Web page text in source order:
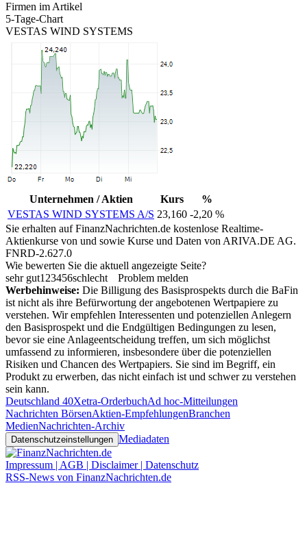
Firmen im Artikel
5-Tage-Chart
VESTAS WIND SYSTEMS
Unternehmen / Aktien Kurs
%
VESTAS WIND SYSTEMS A/S 23,160 -2,20 %
Sie erhalten auf FinanzNachrichten.de kostenlose Realtime-
Aktienkurse von und sowie Kurse und Daten von ARIVA.DE AG.
FNRD-2.627.0
Wie bewerten Sie die aktuell angezeigte Seite?
sehr gut1 23456schlecht
Problem melden
Werbehinweise: Die Billigung des Basisprospekts durch die BaFin
ist nicht als ihre Befürwortung der angebotenen Wertpapiere zu
verstehen. Wir empfehlen Interessenten und potenziellen Anlegern
den Basisprospekt und die Endgültigen Bedingungen zu lesen,
bevor sie eine Anlageentscheidung treffen, um sich möglichst
umfassend zu informieren, insbesondere über die potenziellen
Risiken und Chancen des Wertpapiers. Sie sind im Begriff, ein
Produkt zu erwerben, das nicht einfach ist und schwer zu verstehen
sein kann.
Deutschland 40Xetra-OrderbuchAd hoc-Mitteilungen
Nachrichten BörsenAktien-EmpfehlungenBranchen
MedienNachrichten-Archiv
Datenschutzeinstellungen Mediadaten
Impressum | AGB | Disclaimer | Datenschutz
RSS-News von FinanzNachrichten.de